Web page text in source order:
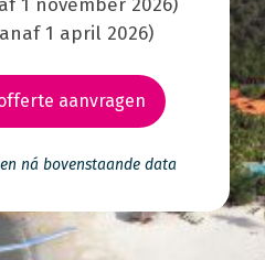
1 november 2026)
1 april 2026)
aanvragen
ná bovenstaande data